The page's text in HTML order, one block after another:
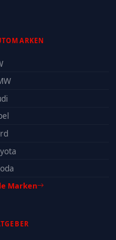
Marken